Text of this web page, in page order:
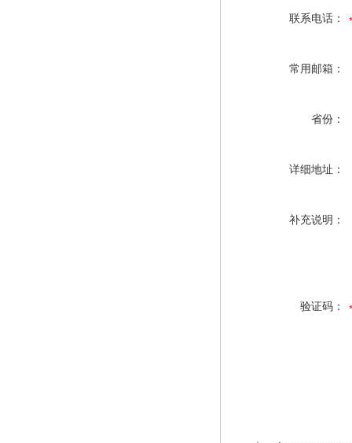
联系电话：
常用邮箱：
省份：
详细地址：
补充说明：
验证码：